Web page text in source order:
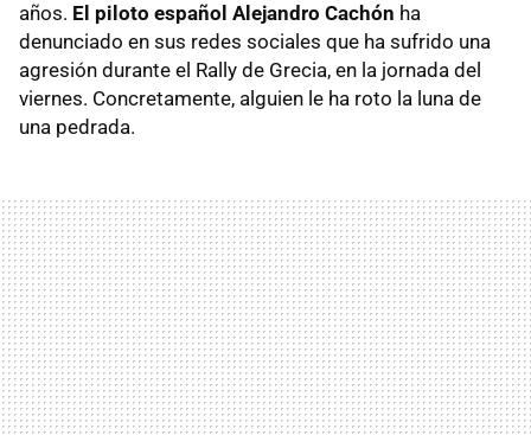
años. El piloto español Alejandro Cachón ha
denunciado en sus redes sociales que ha sufrido una
agresión durante el Rally de Grecia, en la jornada del
viernes. Concretamente, alguien le ha roto la luna de
una pedrada.